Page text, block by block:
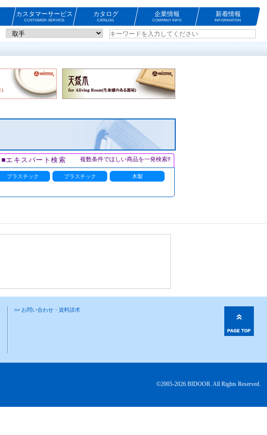
カスタマーサービス
CUSTOMER-SERVICE
カタログ
CATALOG
企業情報
COMPANY INFO
新着情報
INFORMATION
■エキスパート検索 複数条件でほしい商品を一発検索!!
プラスチック プラスチック 木製
>> お問い合わせ・資料請求
©2005-2026 BIDOOR. All Rights Reserved.